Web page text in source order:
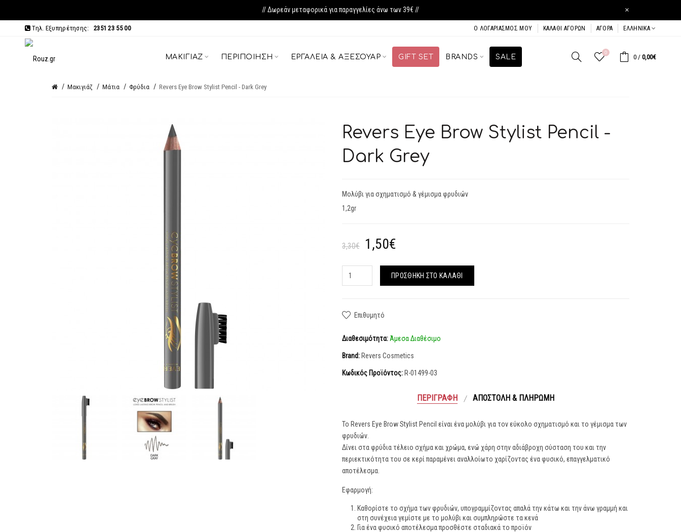
// Δωρεάν μεταφορικά για παραγγελίες άνω των 39€ // ×
Τηλ. Εξυπηρέτησης: 2351 23 55 00 Ο ΛΟΓΑΡΙΑΣΜΌΣ ΜΟΥ ΚΑΛΆΘΙ ΑΓΟΡΏΝ ΑΓΟΡΆ ΕΛΛΗΝΙΚΆ
ΜΑΚΙΓΙΆΖ ΠΕΡΙΠΟΊΗΣΗ ΕΡΓΑΛΕΊΑ & ΑΞΕΣΟΥΆΡ GIFT SET BRANDS SALE
0
0 / 0,00€
Μακιγιάζ Μάτια Φρύδια Revers Eye Brow Stylist Pencil - Dark Grey
Revers Eye Brow Stylist Pencil -
Dark Grey
Μολύβι για σχηματισμό & γέμισμα φρυδιών
1,2gr
3,30€ 1,50€
ΠΡΟΣΘΉΚΗ ΣΤΟ ΚΑΛΆΘΙ
Επιθυμητό
Διαθεσιμότητα: Άμεσα Διαθέσιμο
Brand: Revers Cosmetics
Κωδικός Προϊόντος: R-01499-03
ΠΕΡΙΓΡΑΦΉ ΑΠΟΣΤΟΛΉ & ΠΛΗΡΩΜΉ
Το Revers Eye Brow Stylist Pencil είναι ένα μολύβι για τον εύκολο σχηματισμό και το γέμισμα των
φρυδιών.
Δίνει στα φρύδια τέλειο σχήμα και χρώμα, ενώ χάρη στην αδιάβροχη σύσταση του και την
περιεκτικότητα του σε κερί παραμένει αναλλοίωτο χαρίζοντας ένα φυσικό, επαγγελματικό
αποτέλεσμα.
Εφαρμογή:
Kαθορίστε το σχήμα των φρυδιών, υπογραμμίζοντας απαλά την κάτω και την άνω γραμμή και
στη συνέχεια γεμίστε με το μολύβι και συμπληρώστε τα κενά
Για ένα φυσικό αποτέλεσμα προσθέστε σταδιακά το προϊόν